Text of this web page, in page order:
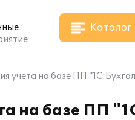
Каталог
учета на базе ПП
на базе ПП